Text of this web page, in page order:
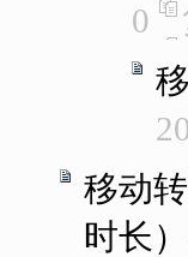
0
移动
时长